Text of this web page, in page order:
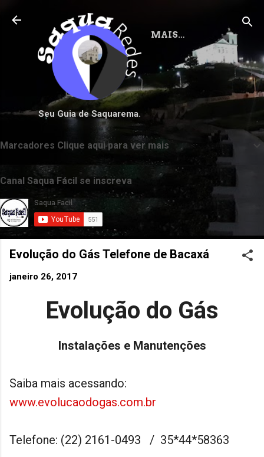
Pular para o conteúdo principal
Seu Guia de Saquarema.
MAIS…
Marcadores Clique aqui para ver mais
Canal Saqua Fácil se inscreva
Evolução do Gás Telefone de Bacaxá
janeiro 26, 2017
Evolução do Gás
Instalações e Manutenções
Saiba mais acessando:
www.evolucaodogas.com.br
Telefone: (22) 2161-0493 / 35*44*58363